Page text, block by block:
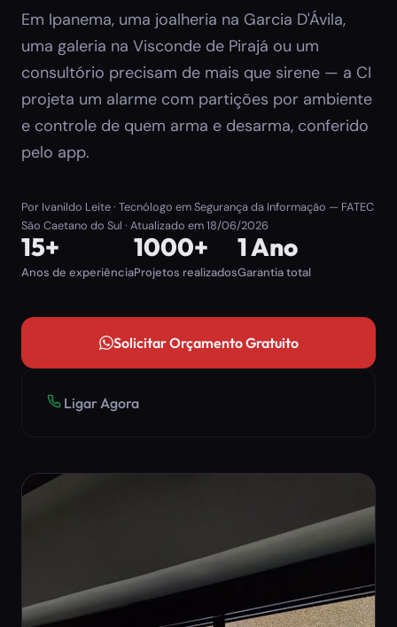
Em Ipanema, uma joalheria na Garcia D'Ávila,
uma galeria na Visconde de Pirajá ou um
consultório precisam de mais que sirene — a CI
projeta um alarme com partições por ambiente
e controle de quem arma e desarma, conferido
pelo app.
Por Ivanildo Leite· Tecnólogo em Segurança da Informação — FATEC
São Caetano do Sul · Atualizado em18/06/2026
15+
Anos de experiência
1000+
Projetos realizados
1 Ano
Garantia total
Solicitar Orçamento Gratuito
Ligar Agora